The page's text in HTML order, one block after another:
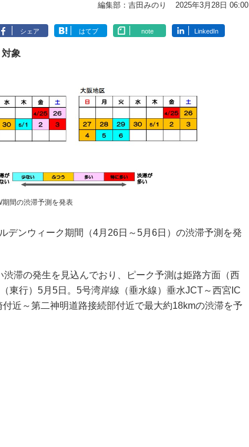
編集部：吉田みのり 2025年3月28日 06:00
シェア はてブ note LinkedIn
象
間の渋滞予測を発表
デンウィーク期間（4月26日～5月6日）の渋滞予測を発
滞の発生を見込んでおり、ピーク予測は姫路方面（西
東行）5月5日。5号湾岸線（垂水線）垂水JCT～西宮IC
近～第二神明道路接続部付近で最大約18kmの渋滞を予